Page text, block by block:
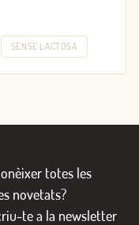
SENSE LACTOSA
totes les
novetats?
te a la newsletter